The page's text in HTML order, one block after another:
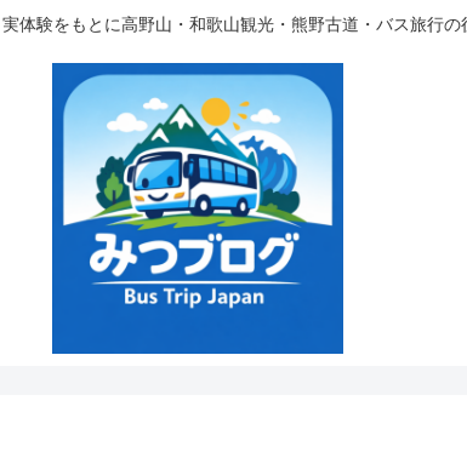
体験をもとに高野山・和歌山観光・熊野古道・バス旅行の